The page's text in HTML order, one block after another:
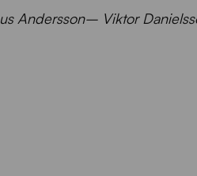
Andersson– Viktor